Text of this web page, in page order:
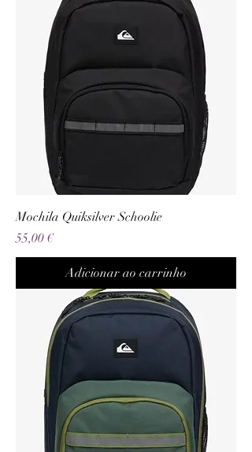
Mochila Quiksilver Schoolie
Preço
55,00 €
Adicionar ao carrinho